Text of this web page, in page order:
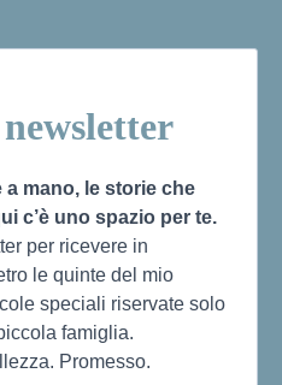
a mano, le storie che
c’è uno spazio per te.
per ricevere in
le quinte del mio
speciali riservate solo
famiglia.
Promesso.